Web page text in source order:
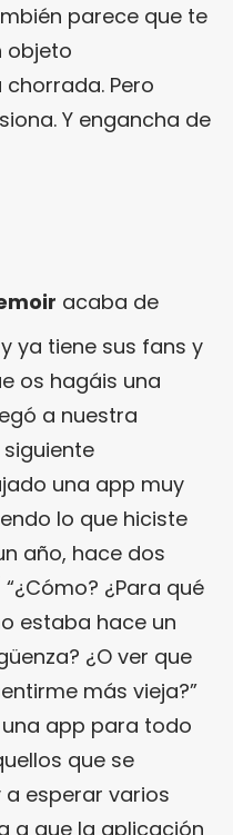
parece que te
objeto
chorrada. Pero
Y engancha de
acaba de
ya tiene sus fans y
os hagáis una
a nuestra
una app muy
lo que hiciste
año, hace dos
¿Para qué
estaba hace un
¿O ver que
más vieja?”
app para todo
que se
esperar varios
a que la aplicación